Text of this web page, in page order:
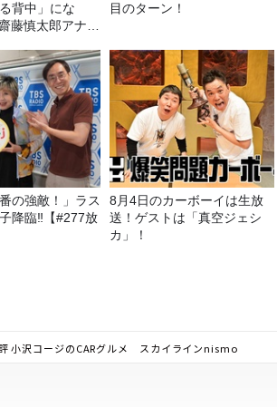
背中」にな
藤慎太郎アナに
目のターン！
の強敵！」ラス
降臨‼【#277放
8月4日のカーボーイは生放
送！ゲストは「真空ジェシ
カ」！
小沢コージのCARグルメ スカイラインnismo